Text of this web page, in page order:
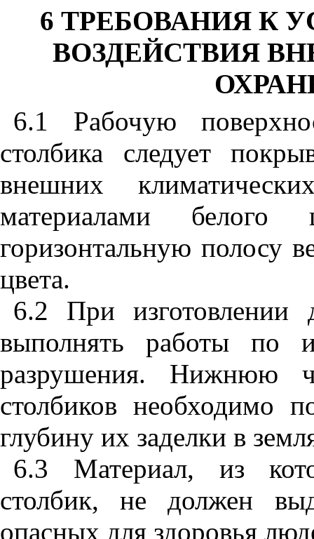
6 ТРЕБОВАНИЯ К
ВОЗДЕЙСТВИЯ
6.1 Рабочую
столбика следует
внешних
материалами
горизонтальную полосу
цвета.
6.2 При изготовлении
выполнять работы по
разрушения. Нижнюю
столбиков необходимо
глубину их заделки в
6.3 Материал, из
столбик, не должен
опасных для здоровья